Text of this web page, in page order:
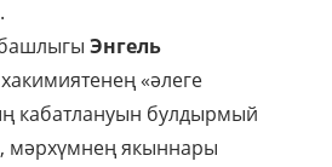
Энгель
«әлеге
кабатлануын булдырмый
мәрхүмнең якыннары